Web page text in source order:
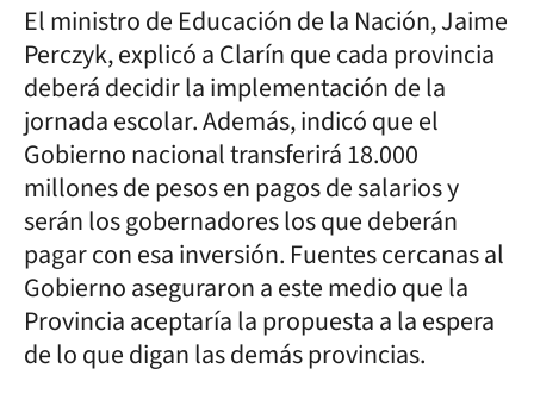
El ministro de Educación de la Nación, Jaime
Perczyk, explicó a Clarín que cada provincia
deberá decidir la implementación de la
jornada escolar. Además, indicó que el
Gobierno nacional transferirá 18.000
millones de pesos en pagos de salarios y
serán los gobernadores los que deberán
pagar con esa inversión. Fuentes cercanas al
Gobierno aseguraron a este medio que la
Provincia aceptaría la propuesta a la espera
de lo que digan las demás provincias.